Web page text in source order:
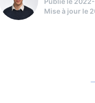
Mise à jour le